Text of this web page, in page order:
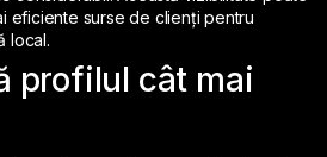
eficiente surse de clienți pentru
local.
profilul cât mai